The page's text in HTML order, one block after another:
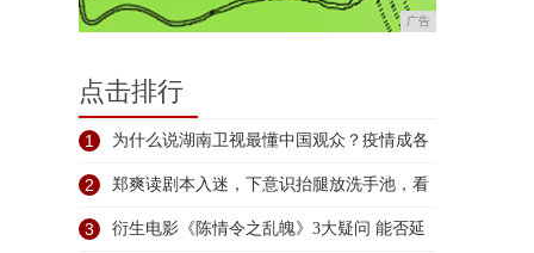
广告
点击排行
1 为什么说湖南卫视最懂中国观众？疫情成各
大
2 郑爽读剧本入迷，下意识抬腿放洗手池，看
了
3 衍生电影《陈情令之乱魄》3大疑问 能否延